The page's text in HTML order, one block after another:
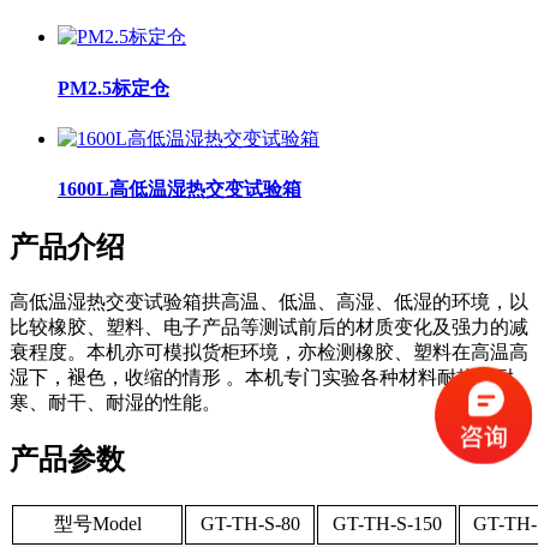
PM2.5标定仓
1600L高低温湿热交变试验箱
产品介绍
高低温湿热交变试验箱拱高温、低温、高湿、低湿的环境，以
比较橡胶、塑料、电子产品等测试前后的材质变化及强力的减
衰程度。本机亦可模拟货柜环境，亦检测橡胶、塑料在高温高
湿下，褪色，收缩的情形 。本机专门实验各种材料耐热、耐
寒、耐干、耐湿的性能。
产品参数
型号Model GT-TH-S-80 GT-TH-S-150 GT-